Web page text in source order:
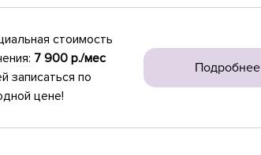
стоимость
7 900 р./мес
записаться по
цене!
Подробнее